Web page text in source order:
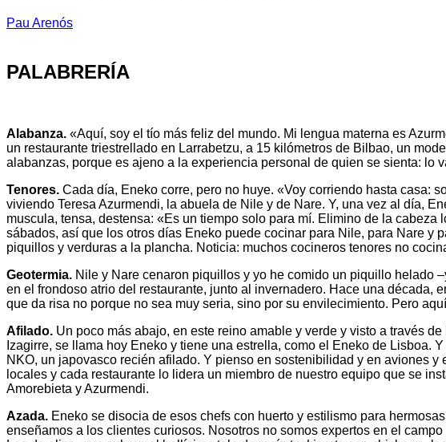
Pau Arenós
PALABRERÍA
Alabanza. «Aquí, soy el tío más feliz del mundo. Mi lengua materna es
un restaurante triestrellado en Larrabetzu, a 15 kilómetros de Bilbao, un
alabanzas, porque es ajeno a la experiencia personal de quien se sienta: lo
Tenores. Cada día, Eneko corre, pero no huye. «Voy corriendo hasta casa:
viviendo Teresa Azurmendi, la abuela de Nile y de Nare. Y, una vez al día,
muscula, tensa, destensa: «Es un tiempo solo para mí. Elimino de la
sábados, así que los otros días Eneko puede cocinar para Nile, para Nare y
piquillos y verduras a la plancha. Noticia: muchos cocineros tenores no
Geotermia. Nile y Nare cenaron piquillos y yo he comido un piquillo helado
en el frondoso atrio del restaurante, junto al invernadero. Hace una década,
que da risa no porque no sea muy seria, sino por su envilecimiento. Pero
Afilado. Un poco más abajo, en este reino amable y verde y visto a través
Izagirre, se llama hoy Eneko y tiene una estrella, como el Eneko de Lisboa.
NKO, un japovasco recién afilado. Y pienso en sostenibilidad y en aviones
locales y cada restaurante lo lidera un miembro de nuestro equipo que se
Amorebieta y Azurmendi.
Azada. Eneko se disocia de esos chefs con huerto y estilismo para
enseñamos a los clientes curiosos. Nosotros no somos expertos en el